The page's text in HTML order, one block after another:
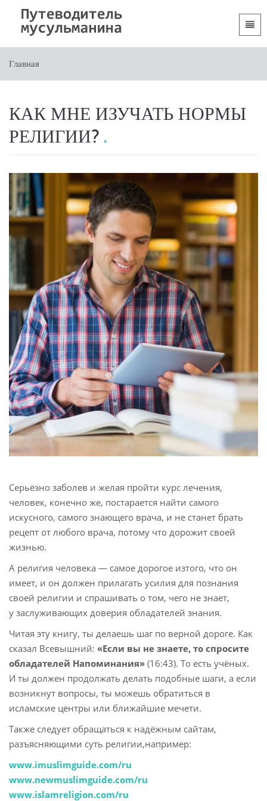
Главная
Языки
简体中文
English
Français
Bahasa Indonesia
Қазақ
فارسی
Русский
Somali
Kiswahili
Türkçe
اردو
Yorùbá
Главная
КАК МНЕ ИЗУЧАТЬ НОРМЫ
РЕЛИГИИ?
Серьёзно заболев и желая пройти курс лечения,
человек, конечно же, постарается найти самого
искусного, самого знающего врача, и не станет брать
рецепт от любого врача, потому что дорожит своей
жизнью.
А религия человека — самое дорогое изтого, что он
имеет, и он должен прилагать усилия для познания
своей религии и спрашивать о том, чего не знает,
у заслуживающих доверия обладателей знания.
Читая эту книгу, ты делаешь шаг по верной дороге. Как
сказал Всевышний: «Если вы не знаете, то спросите
обладателей Напоминания» (16:43). То есть учёных.
И ты должен продолжать делать подобные шаги, а если
возникнут вопросы, ты можешь обратиться в
исламские центры или ближайшие мечети.
Также следует обращаться к надёжным сайтам,
разъясняющими суть религии,например:
www.imuslimguide.com/ru
www.newmuslimguide.com/ru
www.islamreligion.com/ru